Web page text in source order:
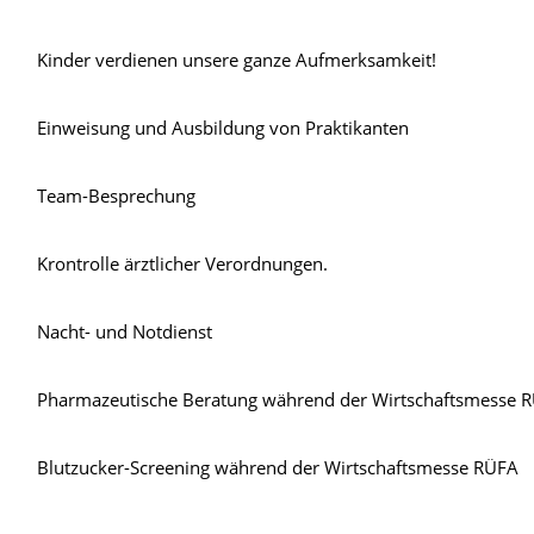
Kinder verdienen unsere ganze Aufmerksamkeit!
Einweisung und Ausbildung von Praktikanten
Team-Besprechung
Krontrolle ärztlicher Verordnungen.
Nacht- und Notdienst
Pharmazeutische Beratung während der Wirtschaftsmesse
Blutzucker-Screening während der Wirtschaftsmesse RÜFA